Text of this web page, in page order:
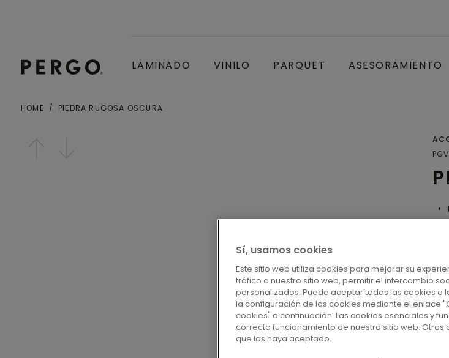
LAMINADO VINILO PARQUET ASESORAMIENTO
HOME PIEDRA RUGOSA OSCURA
Sí, usamos cookies
Este sitio web utiliza cookies para mejorar su
tráfico a nuestro sitio web, permitir el intercambio
personalizados. Puede aceptar todas las cookies o
la configuración de las cookies mediante el enlace
cookies" a continuación. Las cookies esenciales y
correcto funcionamiento de nuestro sitio web. Otras
que las haya aceptado.